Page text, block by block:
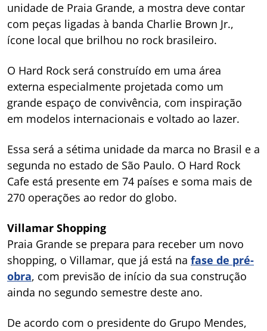
unidade de Praia Grande, a mostra deve contar
com peças ligadas à banda Charlie Brown Jr.,
ícone local que brilhou no rock brasileiro.
O Hard Rock será construído em uma área
externa especialmente projetada como um
grande espaço de convivência, com inspiração
em modelos internacionais e voltado ao lazer.
Essa será a sétima unidade da marca no Brasil e a
segunda no estado de São Paulo. O Hard Rock
Cafe está presente em 74 países e soma mais de
270 operações ao redor do globo.
Villamar Shopping
Praia Grande se prepara para receber um novo
shopping, o Villamar, que já está na fase de pré-
obra, com previsão de início da sua construção
ainda no segundo semestre deste ano.
De acordo com o presidente do Grupo Mendes,